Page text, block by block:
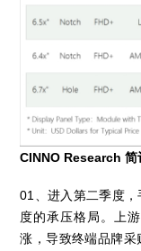
CINNO Research 简
01、进入第二季度
度的承压格局。上
涨，导致终端品牌采